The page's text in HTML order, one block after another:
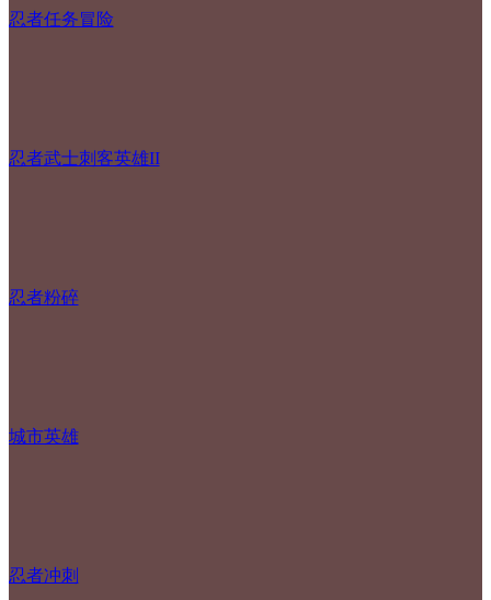
忍者任务冒险
忍者武士刺客英雄II
忍者粉碎
城市英雄
忍者冲刺